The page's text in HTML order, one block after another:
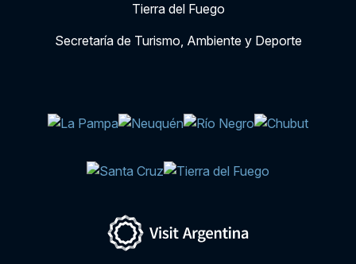
Tierra del Fuego
Secretaría de Turismo, Ambiente y Deporte